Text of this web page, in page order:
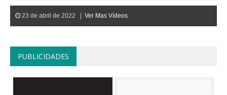
23 de abril de 2022 | Ver Mas Vídeos
PUBLICIDADES